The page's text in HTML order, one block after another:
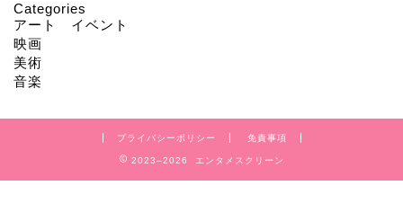
Categories
アート イベント
映画
美術
音楽
プライバシーポリシー 免責事項
2023–2026 エンタメスクリーン